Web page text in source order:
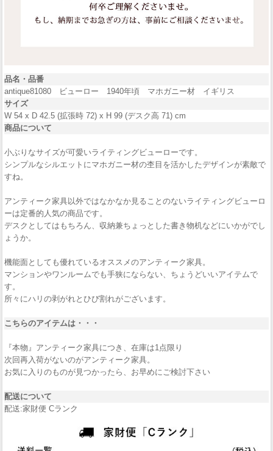
品名・品番
antique81080 ビューロー 1940年頃 マホガニー材 イギリス
サイズ
W 54 x D 42.5 (拡張時 72) x H 99 (デスク高 71) cm
商品について
小ぶりなサイズが可愛いライティングビューローです。
シンプルなシルエットにマホガニー材の杢目を活かしたデザインが素敵で
すね。
アンティーク家具以外ではなかなか見ることのないライティングビューロ
ーは定番的人気の商品です。
デスクとしてはもちろん、収納兼ちょっとした書き物机などにいかがでし
ょうか。
機能面としても優れているオススメのアンティーク家具。
マンションやワンルームでも手狭にならない、ちょうどいいアイテムで
す。
所々にハリの剥がれとひび割れがございます。
こちらのアイテムは・・・
『本物』アンティーク家具につき、在庫は1点限り
次回再入荷がないのがアンティーク家具。
お気に入りのものが見つかったら、お早めにご検討下さい
配送について
配送:家財便 Cランク